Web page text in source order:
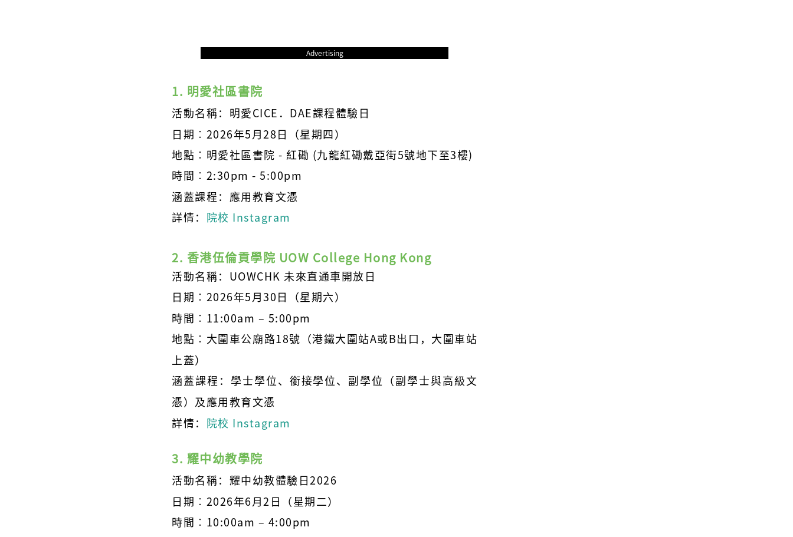
Advertising
1. 明愛社區書院
活動名稱：明愛CICE．DAE課程體驗日
日期︰2026年5月28日（星期四）
地點︰明愛社區書院 - 紅磡 (九龍紅磡戴亞街5號地下至3樓)
時間
︰2:30pm - 5:00pm
涵蓋課程：應用教育文憑
詳情：
院校 Instagram
2. 香港伍倫貢學院 UOW College Hong Kong
活動名稱：UOWCHK 未來直通車開放日
日期︰2026年5月30日（星期六）
時間
︰11:00am – 5:00pm
地點︰大圍車公廟路18號（港鐵大圍站A或B出口，大圍車站
上蓋）
涵蓋課程：學士學位、銜接學位、副學位（副學士與高級文
憑）及應用教育文憑
詳情：
院校 Instagram
3. 耀中幼教學院
活動名稱：耀中幼教體驗日2026
日期︰2026年6月2日（星期二）
時間︰10:00am – 4:00pm